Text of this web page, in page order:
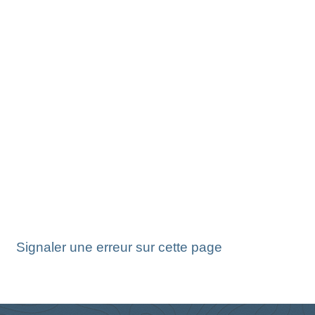
Signaler une erreur sur cette page